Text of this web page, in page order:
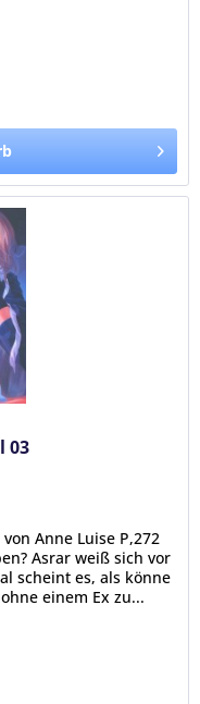
03
Anne Luise P,272
Asrar weiß sich vor
scheint es, als könne
einem Ex zu...